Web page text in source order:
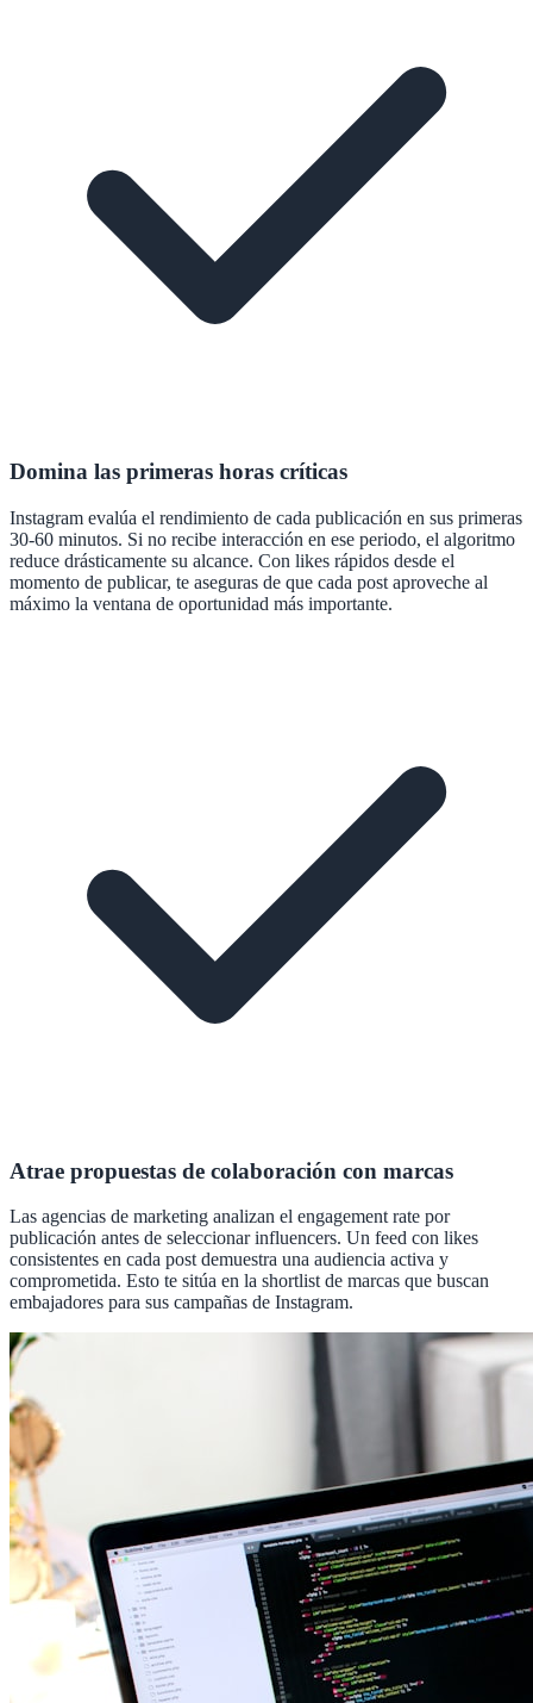
Domina las primeras horas críticas
Instagram evalúa el rendimiento de cada publicación en sus primeras
30-60 minutos. Si no recibe interacción en ese periodo, el algoritmo
reduce drásticamente su alcance. Con likes rápidos desde el
momento de publicar, te aseguras de que cada post aproveche al
máximo la ventana de oportunidad más importante.
Atrae propuestas de colaboración con marcas
Las agencias de marketing analizan el engagement rate por
publicación antes de seleccionar influencers. Un feed con likes
consistentes en cada post demuestra una audiencia activa y
comprometida. Esto te sitúa en la shortlist de marcas que buscan
embajadores para sus campañas de Instagram.